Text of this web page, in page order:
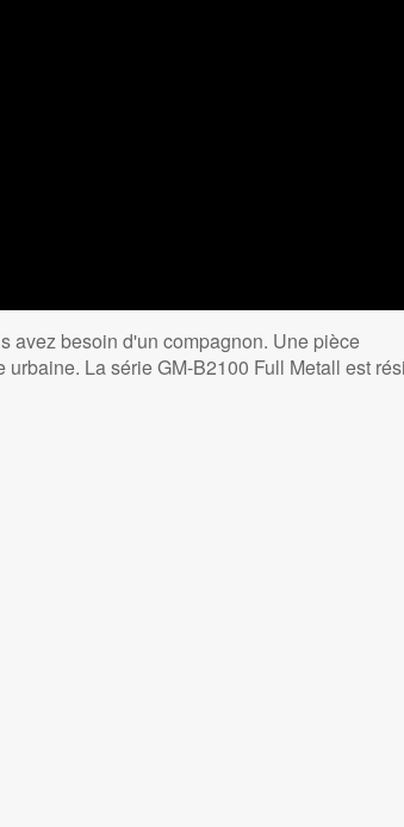
avez besoin d'un compagnon. Une pièce
La série GM-B2100 Full Metall est